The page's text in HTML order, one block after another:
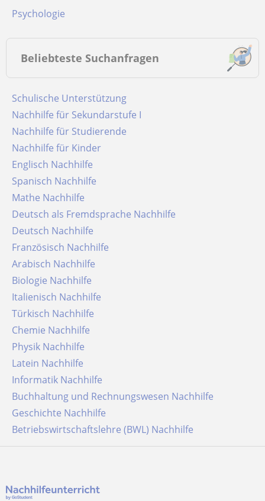
Psychologie
Beliebteste Suchanfragen
Schulische Unterstützung
Nachhilfe für Sekundarstufe I
Nachhilfe für Studierende
Nachhilfe für Kinder
Englisch Nachhilfe
Spanisch Nachhilfe
Mathe Nachhilfe
Deutsch als Fremdsprache Nachhilfe
Deutsch Nachhilfe
Französisch Nachhilfe
Arabisch Nachhilfe
Biologie Nachhilfe
Italienisch Nachhilfe
Türkisch Nachhilfe
Chemie Nachhilfe
Physik Nachhilfe
Latein Nachhilfe
Informatik Nachhilfe
Buchhaltung und Rechnungswesen Nachhilfe
Geschichte Nachhilfe
Betriebswirtschaftslehre (BWL) Nachhilfe